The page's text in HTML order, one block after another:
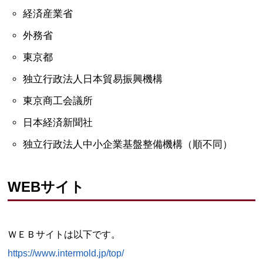
経済産業省
外務省
東京都
独立行政法人日本貿易振興機構
東京商工会議所
日本経済新聞社
独立行政法人中小企業基盤整備機構（順不同）
WEBサイト
ＷＥＢサイトは以下です。
https://www.intermold.jp/top/